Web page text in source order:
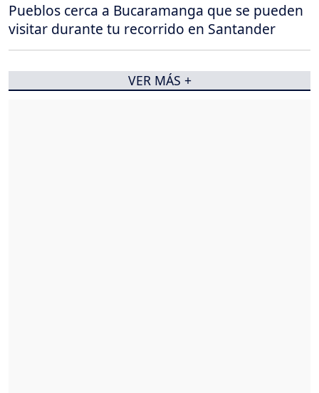
Pueblos cerca a Bucaramanga que se pueden
visitar durante tu recorrido en Santander
VER MÁS +